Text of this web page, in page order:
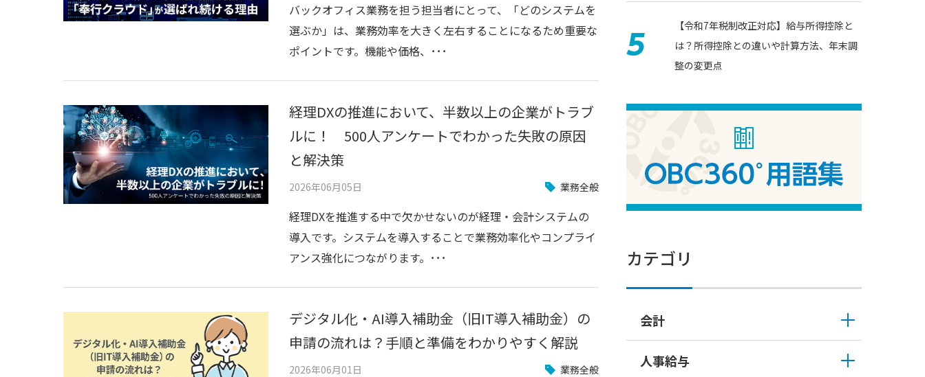
バックオフィス業務を担う担当者にとって、「どのシステムを
選ぶか」は、業務効率を大きく左右することになるため重要な
ポイントです。機能や価格、･･･
経理DXの推進において、半数以上の企業がトラブ
ルに！ 500人アンケートでわかった失敗の原因
と解決策
2026年06月05日 業務全般
経理DXを推進する中で欠かせないのが経理・会計システムの
導入です。システムを導入することで業務効率化やコンプライ
アンス強化につながります。･･･
デジタル化・AI導入補助金（旧IT導入補助金）の
申請の流れは？手順と準備をわかりやすく解説
2026年06月01日 業務全般
【令和7年税制改正対応】給与所得控除と
は？所得控除との違いや計算方法、年末調
整の変更点
カテゴリ
会計
人事給与